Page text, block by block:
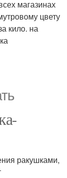
магазинах
цвету
кило. на
ракушками,